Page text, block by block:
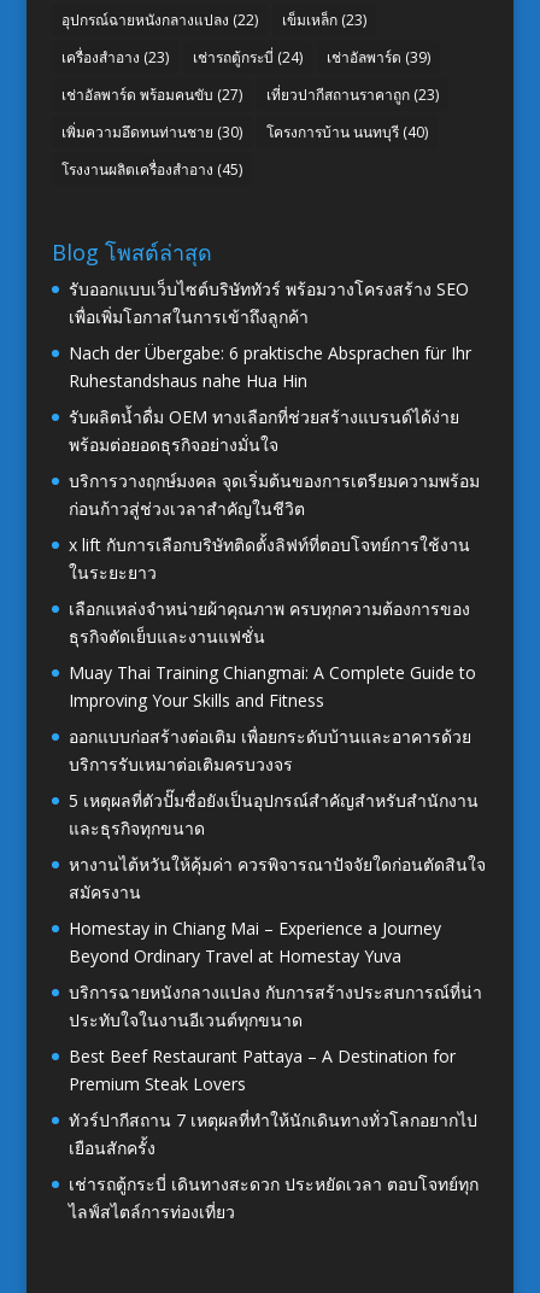
อุปกรณ์ฉายหนังกลางแปลง (22) เข็มเหล็ก(23)
เครื่องสำอาง (23) เช่ารถตู้กระบี่ (24) เช่าอัลพาร์ด (39)
เช่าอัลพาร์ด พร้อมคนขับ (27) เที่ยวปากีสถานราคาถูก(23)
เพิ่มความอึดทนท่านชาย (30) โครงการบ้าน นนทบุรี(40)
โรงงานผลิตเครื่องสำอาง (45)
Blog โพสต์ล่าสุด
รับออกแบบเว็บไซต์บริษัททัวร์ พร้อมวางโครงสร้าง SEO
เพื่อเพิ่มโอกาสในการเข้าถึงลูกค้า
Nach der Übergabe: 6 praktische Absprachen für Ihr
Ruhestandshaus nahe Hua Hin
รับผลิตน้ำดื่ม OEM ทางเลือกที่ช่วยสร้างแบรนด์ได้ง่าย
พร้อมต่อยอดธุรกิจอย่างมั่นใจ
บริการวางฤกษ์มงคล จุดเริ่มต้นของการเตรียมความพร้อม
ก่อนก้าวสู่ช่วงเวลาสำคัญในชีวิต
x lift กับการเลือกบริษัทติดตั้งลิฟท์ที่ตอบโจทย์การใช้งาน
ในระยะยาว
เลือกแหล่งจำหน่ายผ้าคุณภาพ ครบทุกความต้องการของ
ธุรกิจตัดเย็บและงานแฟชั่น
Muay Thai Training Chiangmai: A Complete Guide to
Improving Your Skills and Fitness
ออกแบบก่อสร้างต่อเติม เพื่อยกระดับบ้านและอาคารด้วย
บริการรับเหมาต่อเติมครบวงจร
5 เหตุผลที่ตัวปั๊มชื่อยังเป็นอุปกรณ์สำคัญสำหรับสำนักงาน
และธุรกิจทุกขนาด
หางานไต้หวันให้คุ้มค่า ควรพิจารณาปัจจัยใดก่อนตัดสินใจ
สมัครงาน
Homestay in Chiang Mai – Experience a Journey
Beyond Ordinary Travel at Homestay Yuva
บริการฉายหนังกลางแปลง กับการสร้างประสบการณ์ที่น่า
ประทับใจในงานอีเวนต์ทุกขนาด
Best Beef Restaurant Pattaya – A Destination for
Premium Steak Lovers
ทัวร์ปากีสถาน 7 เหตุผลที่ทำให้นักเดินทางทั่วโลกอยากไป
เยือนสักครั้ง
เช่ารถตู้กระบี่ เดินทางสะดวก ประหยัดเวลา ตอบโจทย์ทุก
ไลฟ์สไตล์การท่องเที่ยว